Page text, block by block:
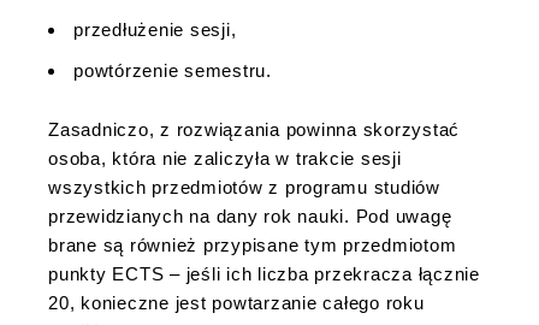
przedłużenie sesji,
powtórzenie semestru.
Zasadniczo, z rozwiązania powinna skorzystać
osoba, która nie zaliczyła w trakcie sesji
wszystkich przedmiotów z programu studiów
przewidzianych na dany rok nauki. Pod uwagę
brane są również przypisane tym przedmiotom
punkty ECTS – jeśli ich liczba przekracza łącznie
20, konieczne jest powtarzanie całego roku